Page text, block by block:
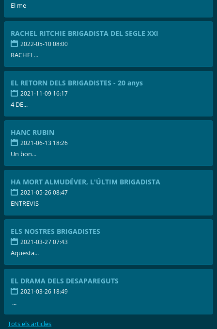
El me
RACHEL RITCHIE BRIGADISTA DEL SEGLE XXI
2022-05-10 08:00
RACHEL...
EL RETORN DELS BRIGADISTES - 20 anys
2021-11-09 16:17
4 DE...
HANC RUBIN
2021-06-13 18:26
Un bon...
HA MORT ALMUDÉVER, L'ÚLTIM BRIGADISTA
2021-05-26 08:47
ENTREVIS
ELS NOSTRES BRIGADISTES
2021-03-27 07:43
Aquesta...
EL DRAMA DELS DESAPAREGUTS
2021-03-26 18:49
...
Tots els articles